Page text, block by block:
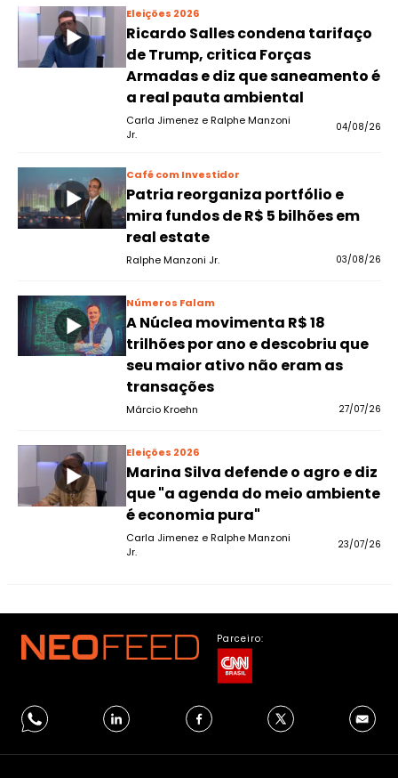
Eleições 2026
Ricardo Salles condena tarifaço
de Trump, critica Forças
Armadas e diz que saneamento é
a real pauta ambiental
Carla Jimenez e Ralphe Manzoni
Jr.
04/08/26
Café com Investidor
Patria reorganiza portfólio e
mira fundos de R$ 5 bilhões em
real estate
Ralphe Manzoni Jr. 03/08/26
Números Falam
A Núclea movimenta R$ 18
trilhões por ano e descobriu que
seu maior ativo não eram as
transações
Márcio Kroehn 27/07/26
Eleições 2026
Marina Silva defende o agro e diz
que "a agenda do meio ambiente
é economia pura"
Carla Jimenez e Ralphe Manzoni
Jr.
23/07/26
Parceiro: